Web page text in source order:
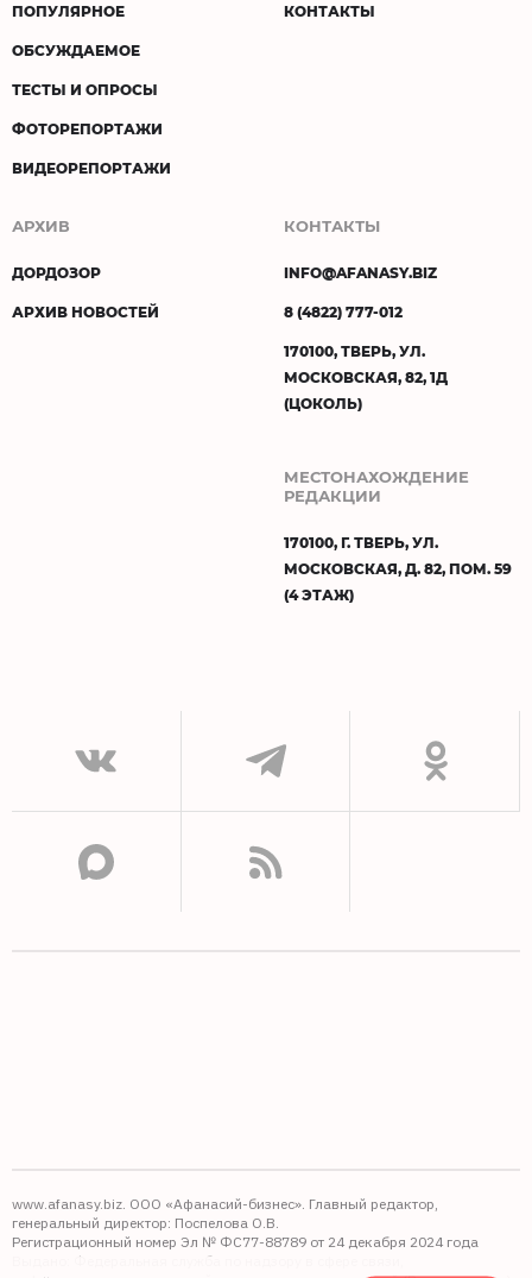
ПОПУЛЯРНОЕ
ОБСУЖДАЕМОЕ
ТЕСТЫ И ОПРОСЫ
ФОТОРЕПОРТАЖИ
ВИДЕОРЕПОРТАЖИ
КОНТАКТЫ
АРХИВ
ДОРДОЗОР
АРХИВ НОВОСТЕЙ
КОНТАКТЫ
INFO@AFANASY.BIZ
8 (4822) 777-012
170100, ТВЕРЬ, УЛ.
МОСКОВСКАЯ, 82, 1Д
(ЦОКОЛЬ)
МЕСТОНАХОЖДЕНИЕ
РЕДАКЦИИ
170100, Г. ТВЕРЬ, УЛ.
МОСКОВСКАЯ, Д. 82, ПОМ. 59
(4 ЭТАЖ)
www.afanasy.biz. ООО «Афанасий-бизнес». Главный редактор,
генеральный директор: Поспелова О.В.
Регистрационный номер Эл № ФС77-88789 от 24 декабря 2024 года
Выдано: Федеральная служба по надзору в сфере связи,